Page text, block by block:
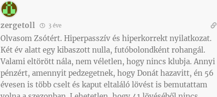
zergetoll 3 éve
Olvasom Zsótért. Hiperpasszív és hiperkorrekt nyilatkozat.
Két év alatt egy kibaszott nulla, futóbolondként rohangál.
Valami eltörött nála, nem véletlen, hogy nincs klubja. Annyi
pénzért, amennyit pedzegetnek, hogy Donát hazavitt, én 56
évesen is több cselt és kaput eltaláló lövést is bemutattam